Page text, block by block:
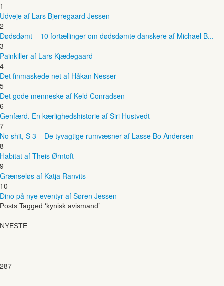
1
Udveje af Lars Bjerregaard Jessen
2
Dødsdømt – 10 fortællinger om dødsdømte danskere af Michael B...
3
Painkiller af Lars Kjædegaard
4
Det finmaskede net af Håkan Nesser
5
Det gode menneske af Keld Conradsen
6
Genfærd. En kærlighedshistorie af Siri Hustvedt
7
No shit, S 3 – De tyvagtige rumvæsner af Lasse Bo Andersen
8
Habitat af Theis Ørntoft
9
Grænseløs af Katja Ranvits
10
Dino på nye eventyr af Søren Jessen
Posts Tagged ‘kynisk avismand’
-
NYESTE
287